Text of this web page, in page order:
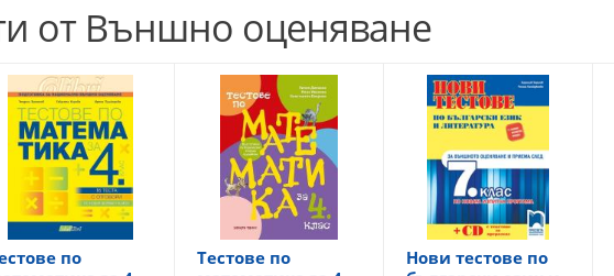
от Външно оценяване
по
Тестове по
Нови тестове по